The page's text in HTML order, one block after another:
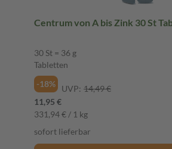
Centrum von A bis Zink 30 St
30 St = 36 g
Tabletten
-18%
UVP: 14,49 €
11,95 €
331,94 € / 1 kg
sofort lieferbar